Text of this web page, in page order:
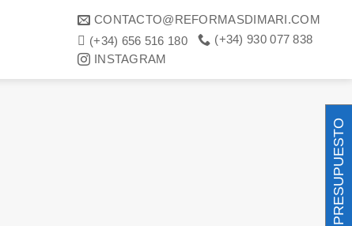
CONTACTO@REFORMASDIMARI.COM
(+34) 656 516 180
(+34) 930 077 838
INSTAGRAM
PRESUPUESTO